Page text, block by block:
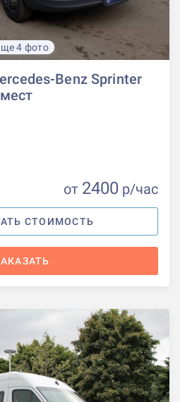
4 фото
Benz Sprinter
от 2400 р/час
СТОИМОСТЬ